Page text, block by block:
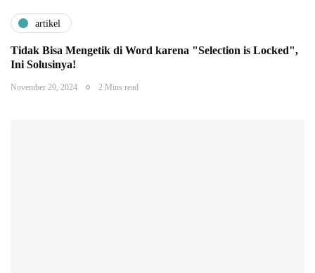
artikel
Tidak Bisa Mengetik di Word karena "Selection is Locked",
Ini Solusinya!
November 20, 2024 2 Mins read